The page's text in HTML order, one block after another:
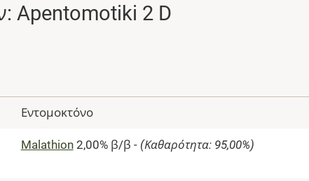
Apentomotiki 2 D
Εντομοκτόνο
Malathion2,00% β/β - (Καθαρότητα: 95,00%)